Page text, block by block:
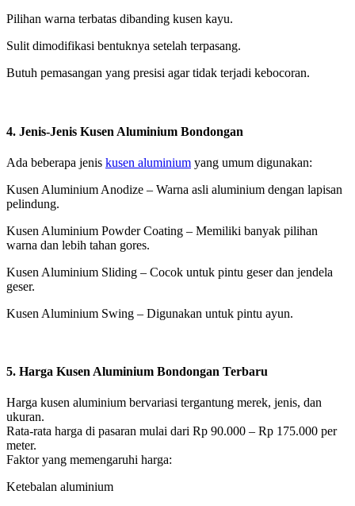
Pilihan warna terbatas dibanding kusen kayu.
Sulit dimodifikasi bentuknya setelah terpasang.
Butuh pemasangan yang presisi agar tidak terjadi kebocoran.
4. Jenis-Jenis Kusen Aluminium Bondongan
Ada beberapa jenis kusen aluminium yang umum digunakan:
Kusen Aluminium Anodize – Warna asli aluminium dengan lapisan
pelindung.
Kusen Aluminium Powder Coating – Memiliki banyak pilihan
warna dan lebih tahan gores.
Kusen Aluminium Sliding – Cocok untuk pintu geser dan jendela
geser.
Kusen Aluminium Swing – Digunakan untuk pintu ayun.
5. Harga Kusen Aluminium Bondongan Terbaru
Harga kusen aluminium bervariasi tergantung merek, jenis, dan
ukuran.
Rata-rata harga di pasaran mulai dari Rp 90.000 – Rp 175.000 per
meter.
Faktor yang memengaruhi harga:
Ketebalan aluminium